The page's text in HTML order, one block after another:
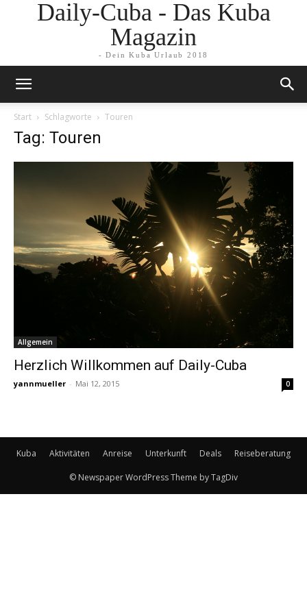
Daily-Cuba - Das Kuba
Magazin
- Dein Kuba Urlaub 2018
Start Schlagworte Touren
Tag: Touren
Allgemein
Herzlich Willkommen auf Daily-Cuba
yannmueller - Mai 12, 2015 0
Kuba Aktivitäten Anreise Unterkunft Deals Reiseberatung
© Newspaper WordPress Theme by TagDiv